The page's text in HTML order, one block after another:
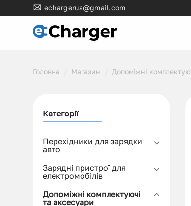
to
echargerua@gmail.com
Головна Магазин Допоміжні
Категорії
Перехідники для зарядки
авто
Зарядні пристрої для
електромобілів
Допоміжні комплектуючі
та аксесуари